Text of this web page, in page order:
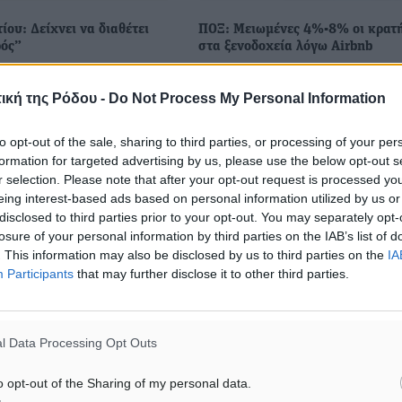
της Ρόδου - Do Not Process My Personal Information
opt-out of the sale, sharing to third parties, or processing of your
for targeted advertising by us, please use the below opt-out
selection. Please note that after your opt-out request is processed
interest-based ads based on personal information utilized by us
to third parties prior to your opt-out. You may separately
of your personal information by third parties on the IAB’s list of
This information may also be disclosed by us to third parties on the
Participants that may further disclose it to other third parties.
Data Processing Opt Outs
opt-out of the Sharing of my personal data.
Δείχνει να διαθέτει
Blue Star Ferries θα
ομάδες που θα
μία κατάταξη στα ψηλά ...
ΠΟΞ: Μειωμένες 4%-8% οι
στα ξενοδοχεία λόγω Airbnb
φετινή τουριστική σεζόν στον
γενικό γραμματέα της
Ομοσπονδίας Ξενοδόχων
Καλλία. ...
26.08.24, 16:15